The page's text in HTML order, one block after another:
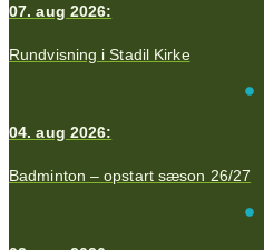
07. aug 2026:
Rundvisning i Stadil Kirke
04. aug 2026:
Badminton – opstart sæson 26/27